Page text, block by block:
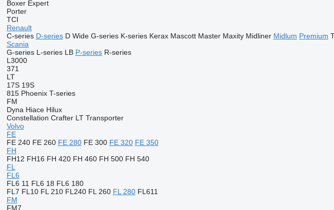
Boxer Expert
Porter
TCI
Renault
C-series D-series D Wide G-series K-series Kerax Mascott Master Maxity Midliner Midlum Premium
Scania
G-series L-series LB P-series R-series
L3000
371
LT
17S 19S
815 Phoenix T-series
FM
Dyna Hiace Hilux
Constellation Crafter LT Transporter
Volvo
FE
FE 240 FE 260 FE 280 FE 300 FE 320 FE 350
FH
FH12 FH16 FH 420 FH 460 FH 500 FH 540
FL
FL6
FL6 11 FL6 18 FL6 180
FL7 FL10 FL 210 FL240 FL 260 FL 280 FL611
FM
FM7